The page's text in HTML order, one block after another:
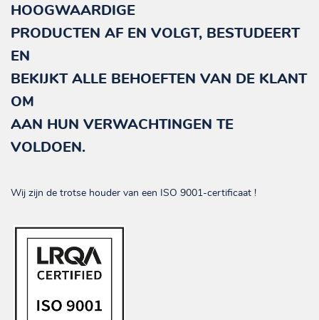
HOOGWAARDIGE
PRODUCTEN AF EN VOLGT, BESTUDEERT
EN
BEKIJKT ALLE BEHOEFTEN VAN DE KLANT
OM
AAN HUN VERWACHTINGEN TE
VOLDOEN.
Wij zijn de trotse houder van een ISO 9001-certificaat !